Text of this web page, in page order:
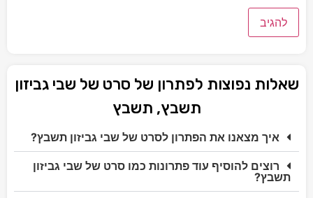
שאלות נפוצות לפתרון של סרט של שבי גביזון
תשבץ, תשבץ
איך מצאנו את הפתרון לסרט של שבי גביזון תשבץ?
רוצים להוסיף עוד פתרונות כמו סרט של שבי גביזון
תשבץ?